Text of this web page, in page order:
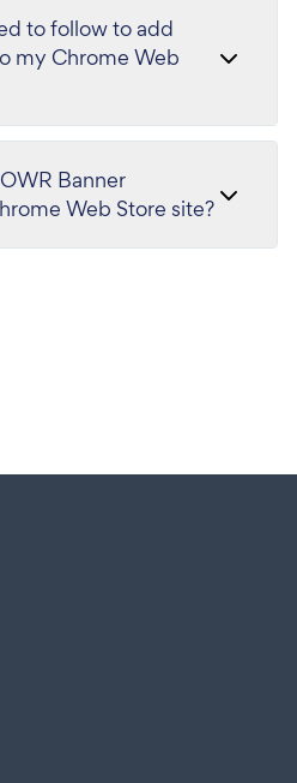
to follow to add
my Chrome Web
Banner
Web Store site?